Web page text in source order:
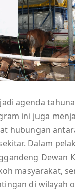
agenda
ini juga
hubungan
Dalam
Dewan
masyarakat,
di wilayah